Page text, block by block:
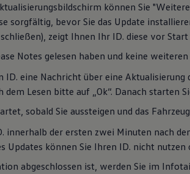
können Sie
sorgfältig, bevor Sie das Update
zeigt Ihnen Ihr ID. diese vor
Notes gelesen haben und keine
ID. eine Nachricht über eine
dem Lesen bitte auf „Ok“. Danach starten
sobald Sie aussteigen und das
innerhalb der ersten zwei Minuten nach
Updates können Sie Ihren ID. nicht nutzen
abgeschlossen ist, werden Sie im